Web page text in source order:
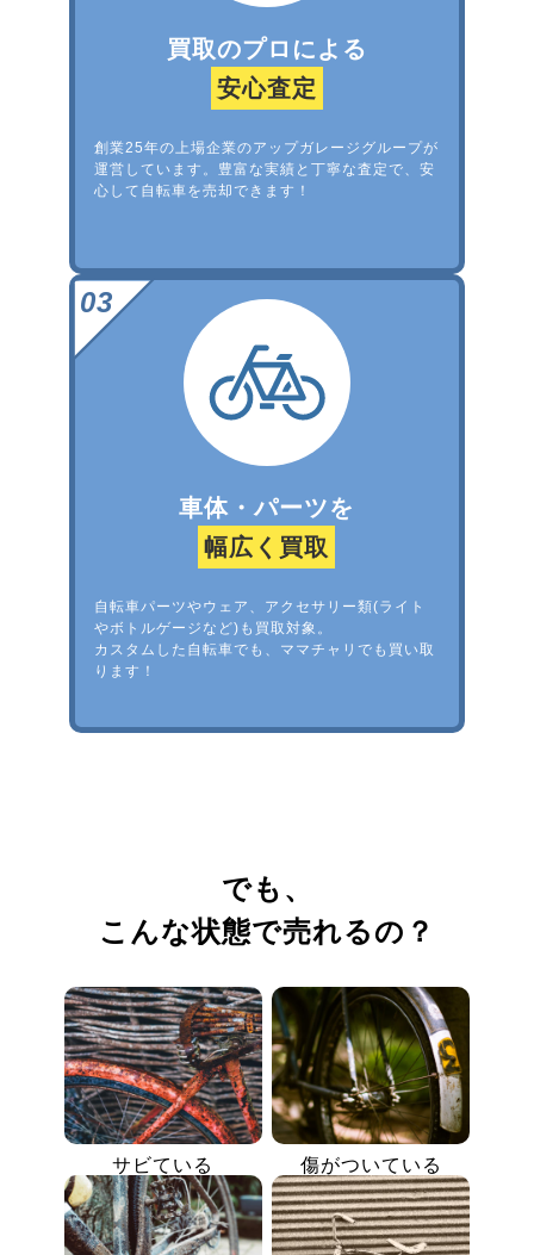
買取のプロによる
安心査定
創業25年の上場企業のアップガレージグループが
運営しています。豊富な実績と丁寧な査定で、安
心して自転車を売却できます！
車体・パーツを
幅広く買取
自転車パーツやウェア、アクセサリー類(ライト
やボトルゲージなど)も買取対象。
カスタムした自転車でも、ママチャリでも買い取
ります！
でも、
こんな状態で売れるの？
サビている 傷がついている